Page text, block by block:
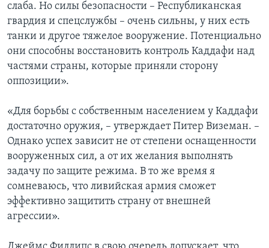
слаба. Но силы безопасности – Республиканская
гвардия и спецслужбы – очень сильны, у них есть
танки и другое тяжелое вооружение. Потенциально
они способны восстановить контроль Каддафи над
частями страны, которые приняли сторону
оппозиции».
«Для борьбы с собственным населением у Каддафи
достаточно оружия, – утверждает Питер Виземан. –
Однако успех зависит не от степени оснащенности
вооруженных сил, а от их желания выполнять
задачу по защите режима. В то же время я
сомневаюсь, что ливийская армия сможет
эффективно защитить страну от внешней
агрессии».